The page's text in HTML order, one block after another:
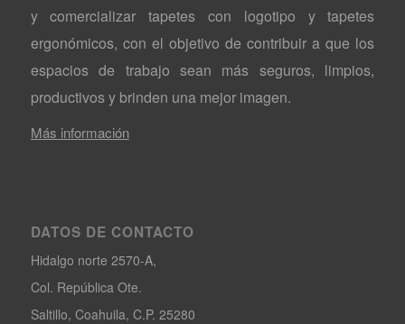
y comercializar tapetes con logotipo y tapetes
ergonómicos, con el objetivo de contribuir a que los
espacios de trabajo sean más seguros, limpios,
productivos y brinden una mejor imagen.
Más información
DATOS DE CONTACTO
Hidalgo norte 2570-A,
Col. República Ote.
Saltillo, Coahuila, C.P. 25280